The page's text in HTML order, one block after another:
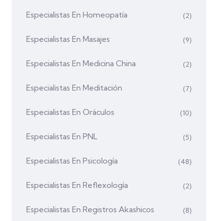
Especialistas En Homeopatía (2)
Especialistas En Masajes (9)
Especialistas En Medicina China (2)
Especialistas En Meditación (7)
Especialistas En Oráculos (10)
Especialistas En PNL (5)
Especialistas En Psicología (48)
Especialistas En Reflexología (2)
Especialistas En Registros Akashicos (8)